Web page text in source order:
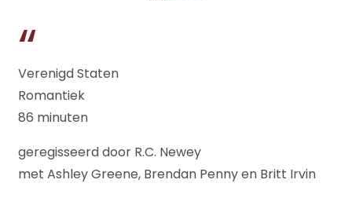
Verenigd Staten
Romantiek
86 minuten
geregisseerd door R.C. Newey
met Ashley Greene, Brendan Penny en Britt Irvin